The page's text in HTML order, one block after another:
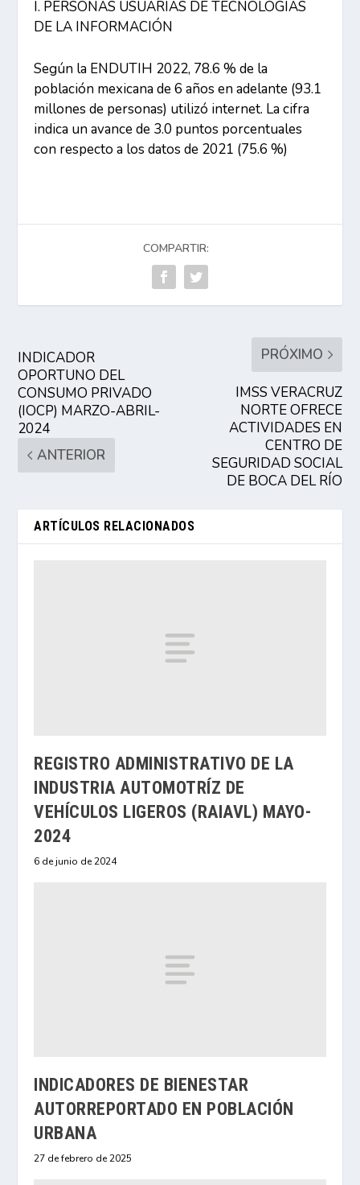
I. PERSONAS USUARIAS DE TECNOLOGÍAS
DE LA INFORMACIÓN
Según la ENDUTIH 2022, 78.6 % de la
población mexicana de 6 años en adelante (93.1
millones de personas) utilizó internet. La cifra
indica un avance de 3.0 puntos porcentuales
con respecto a los datos de 2021 (75.6 %)
COMPARTIR:
INDICADOR
OPORTUNO DEL
CONSUMO PRIVADO
(IOCP) MARZO-ABRIL-
2024
ANTERIOR
PRÓXIMO
IMSS VERACRUZ
NORTE OFRECE
ACTIVIDADES EN
CENTRO DE
SEGURIDAD SOCIAL
DE BOCA DEL RÍO
ARTÍCULOS RELACIONADOS
REGISTRO ADMINISTRATIVO DE LA
INDUSTRIA AUTOMOTRÍZ DE
VEHÍCULOS LIGEROS (RAIAVL) MAYO-
2024
6 de junio de 2024
INDICADORES DE BIENESTAR
AUTORREPORTADO EN POBLACIÓN
URBANA
27 de febrero de 2025